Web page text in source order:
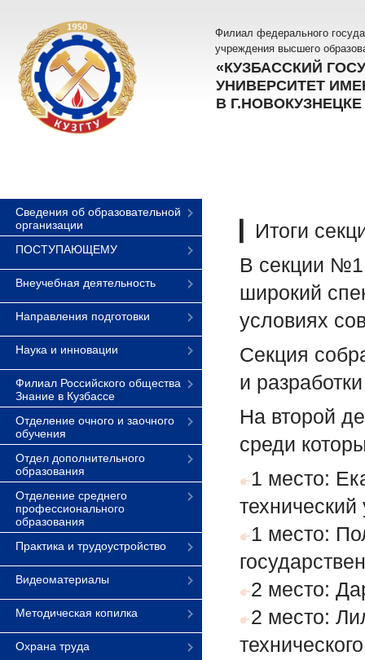
Филиал федерального
учреждения высшего
«КУЗБАССКИЙ
УНИВЕРСИТЕТ
В Г.НОВОКУЗНЕЦКЕ
Сведения об образовательной
организации
ПОСТУПАЮЩЕМУ
Внеучебная деятельность
Направления подготовки
Наука и инновации
Филиал Российского общества
Знание в Кузбассе
Отделение очного и заочного
обучения
Отдел дополнительного
образования
Отделение среднего
профессионального
образования
Практика и трудоустройство
Видеоматериалы
Методическая копилка
Охрана труда
▎Итоги
В секции №1
широкий
условиях
Секция
и
На второй
среди
1 место:
технический
1 место:
2 место:
2 место: